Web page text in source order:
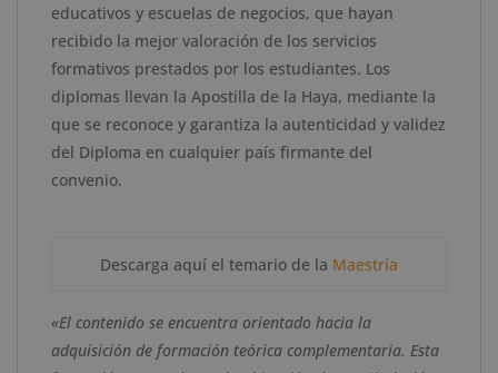
educativos y escuelas de negocios, que hayan
recibido la mejor valoración de los servicios
formativos prestados por los estudiantes. Los
diplomas llevan la Apostilla de la Haya, mediante la
que se reconoce y garantiza la autenticidad y validez
del Diploma en cualquier país firmante del
convenio.
Descarga aquí el temario de la Maestría
«El contenido se encuentra orientado hacia la
adquisición de formación teórica complementaria. Esta